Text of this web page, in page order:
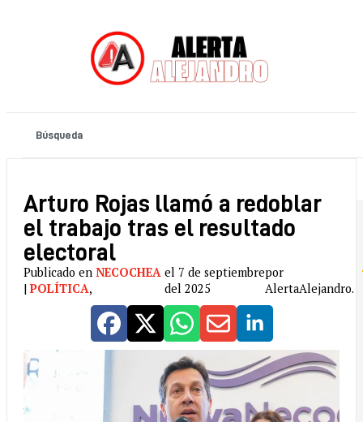
Arturo Rojas llamó a redoblar
el trabajo tras el resultado
electoral
Publicado en NECOCHEA
|POLÍTICA,
el 7 de septiembre
del 2025
por
AlertaAlejandro.